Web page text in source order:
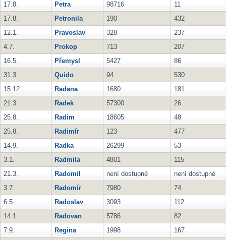
17.8.
Petra 98716
11
17.8.
Petronila 190
432
12.1.
Pravoslav 328
237
4.7.
Prokop 713
207
16.5.
Přemysl 5427
86
31.3.
Quido 94
530
15.12.
Radana 1680
181
21.3.
Radek 57300
26
25.8.
Radim 18605
48
25.8.
Radimír 123
477
14.9.
Radka 26299
53
3.1.
Radmila 4801
115
21.3.
Radomil není dostupné
není dostupné
3.7.
Radomír 7980
74
6.5.
Radoslav 3093
112
14.1.
Radovan 5786
82
7.9.
Regina 1998
167